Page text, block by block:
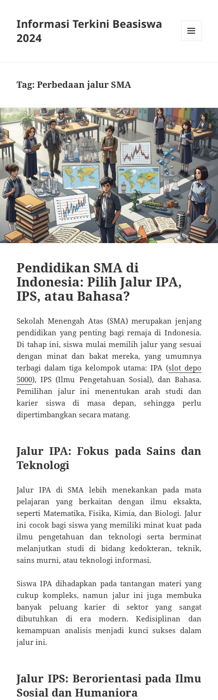
Informasi Terkini Beasiswa
2024
Tag:Perbedaan jalur SMA
Pendidikan SMA di
Indonesia: Pilih Jalur IPA,
IPS, atau Bahasa?
Sekolah Menengah Atas (SMA) merupakan jenjang
pendidikan yang penting bagi remaja di Indonesia.
Di tahap ini, siswa mulai memilih jalur yang sesuai
dengan minat dan bakat mereka, yang umumnya
terbagi dalam tiga kelompok utama: IPA (slot depo
5000), IPS (Ilmu Pengetahuan Sosial), dan Bahasa.
Pemilihan jalur ini menentukan arah studi dan
karier siswa di masa depan, sehingga perlu
dipertimbangkan secara matang.
Jalur IPA: Fokus pada Sains dan
Teknologi
Jalur IPA di SMA lebih menekankan pada mata
pelajaran yang berkaitan dengan ilmu eksakta,
seperti Matematika, Fisika, Kimia, dan Biologi. Jalur
ini cocok bagi siswa yang memiliki minat kuat pada
ilmu pengetahuan dan teknologi serta berminat
melanjutkan studi di bidang kedokteran, teknik,
sains murni, atau teknologi informasi.
Siswa IPA dihadapkan pada tantangan materi yang
cukup kompleks, namun jalur ini juga membuka
banyak peluang karier di sektor yang sangat
dibutuhkan di era modern. Kedisiplinan dan
kemampuan analisis menjadi kunci sukses dalam
jalur ini.
Jalur IPS: Berorientasi pada Ilmu
Sosial dan Humaniora